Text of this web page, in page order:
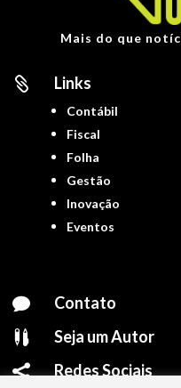
Mais do que
 Links
Contábil
Fiscal
Folha
Gestão
Inovação
Eventos
 Contato
 Seja um Autor
 Redes Sociais